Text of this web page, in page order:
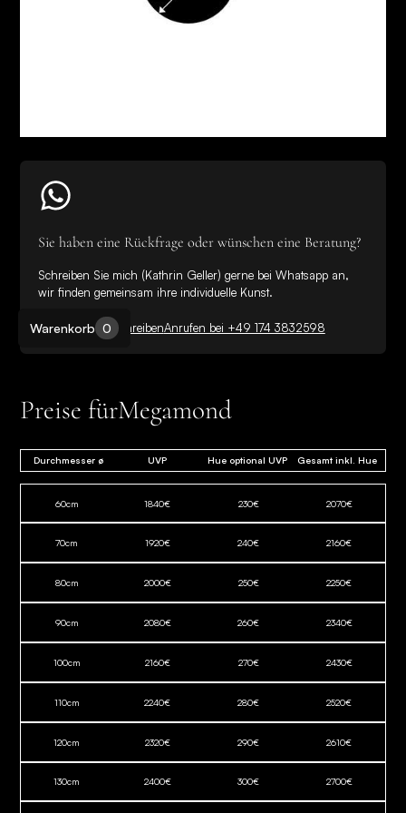
Sie haben eine Rückfrage oder wünschen eine Beratung?
Schreiben Sie mich (Kathrin Geller) gerne bei Whatsapp an,
wir finden gemeinsam ihre individuelle Kunst.
Bei WhatsApp schreibenAnrufen bei +49 174 3832598
Preise fürMegamond
Durchmesser ø UVP Hue optional UVP Gesamt inkl. Hue
60cm 1840€ 230€ 2070€
70cm 1920€ 240€ 2160€
80cm 2000€ 250€ 2250€
90cm 2080€ 260€ 2340€
100cm 2160€ 270€ 2430€
110cm 2240€ 280€ 2520€
120cm 2320€ 290€ 2610€
130cm 2400€ 300€ 2700€
Warenkorb 0